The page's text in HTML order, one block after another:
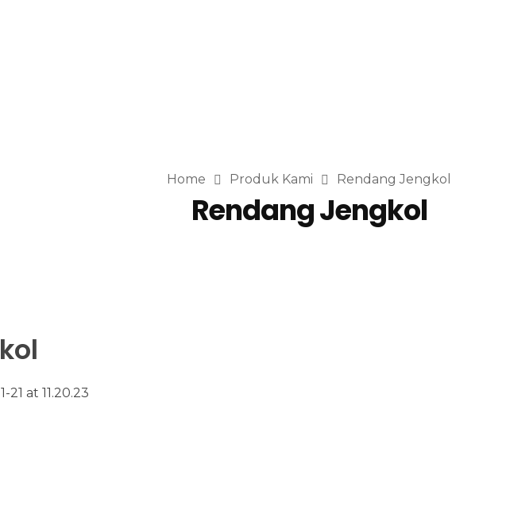
Home Produk Kami Rendang Jengkol
Rendang Jengkol